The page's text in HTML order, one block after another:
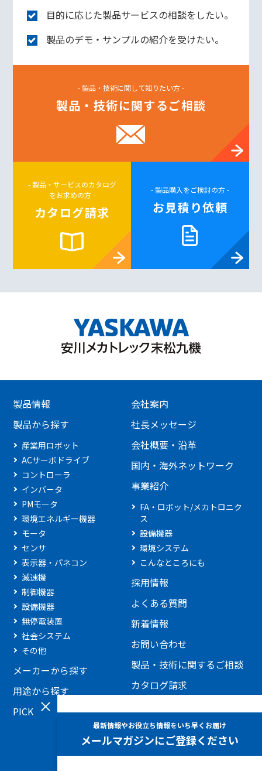
目的に応じた製品サービスの相談をしたい。
製品のデモ・サンプルの紹介を受けたい。
- 製品・技術に関して知りたい方 -
製品・技術に関するご相談
- 製品・サービスのカタログ
をお求めの方 -
カタログ請求
- 製品購入をご検討の方 -
お見積り依頼
製品情報
製品から探す
産業用ロボット
ACサーボドライブ
コントローラ
インバータ
PMモータ
環境エネルギー機器
モータ
センサ
表示器・パネコン
減速機
制御機器
設備機器
無停電装置
社会システム
その他
メーカーから探す
用途から探す
PICKUP製品
会社案内
社長メッセージ
会社概要・沿革
国内・海外ネットワーク
事業紹介
FA・ロボット/メカトロニク
ス
設備機器
環境システム
こんなところにも
採用情報
よくある質問
新着情報
お問い合わせ
製品・技術に関するご相談
カタログ請求
添付ファイルを利用したお
問い合わせ
ホームページに関するお問